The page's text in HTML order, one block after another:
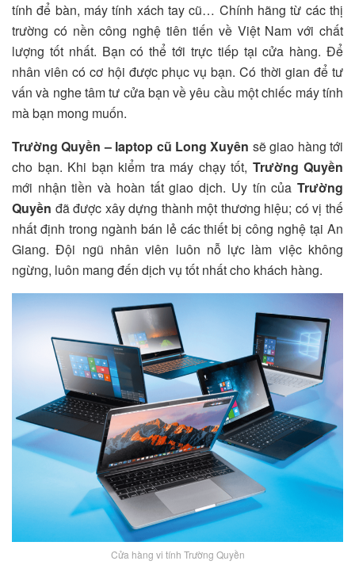
tính để bàn, máy tính xách tay cũ… Chính hãng từ các thị
trường có nền công nghệ tiên tiến về Việt Nam với chất
lượng tốt nhất. Bạn có thể tới trực tiếp tại cửa hàng. Để
nhân viên có cơ hội được phục vụ bạn. Có thời gian để tư
vấn và nghe tâm tư cửa bạn về yêu cầu một chiếc máy tính
mà bạn mong muốn.
Trường Quyền – laptop cũ Long Xuyên sẽ giao hàng tới
cho bạn. Khi bạn kiểm tra máy chạy tốt, Trường Quyền
mới nhận tiền và hoàn tất giao dịch. Uy tín của Trường
Quyền đã được xây dựng thành một thương hiệu; có vị thế
nhất định trong ngành bán lẻ các thiết bị công nghệ tại An
Giang. Đội ngũ nhân viên luôn nỗ lực làm việc không
ngừng, luôn mang đến dịch vụ tốt nhất cho khách hàng.
Cửa hàng vi tính Trường Quyền